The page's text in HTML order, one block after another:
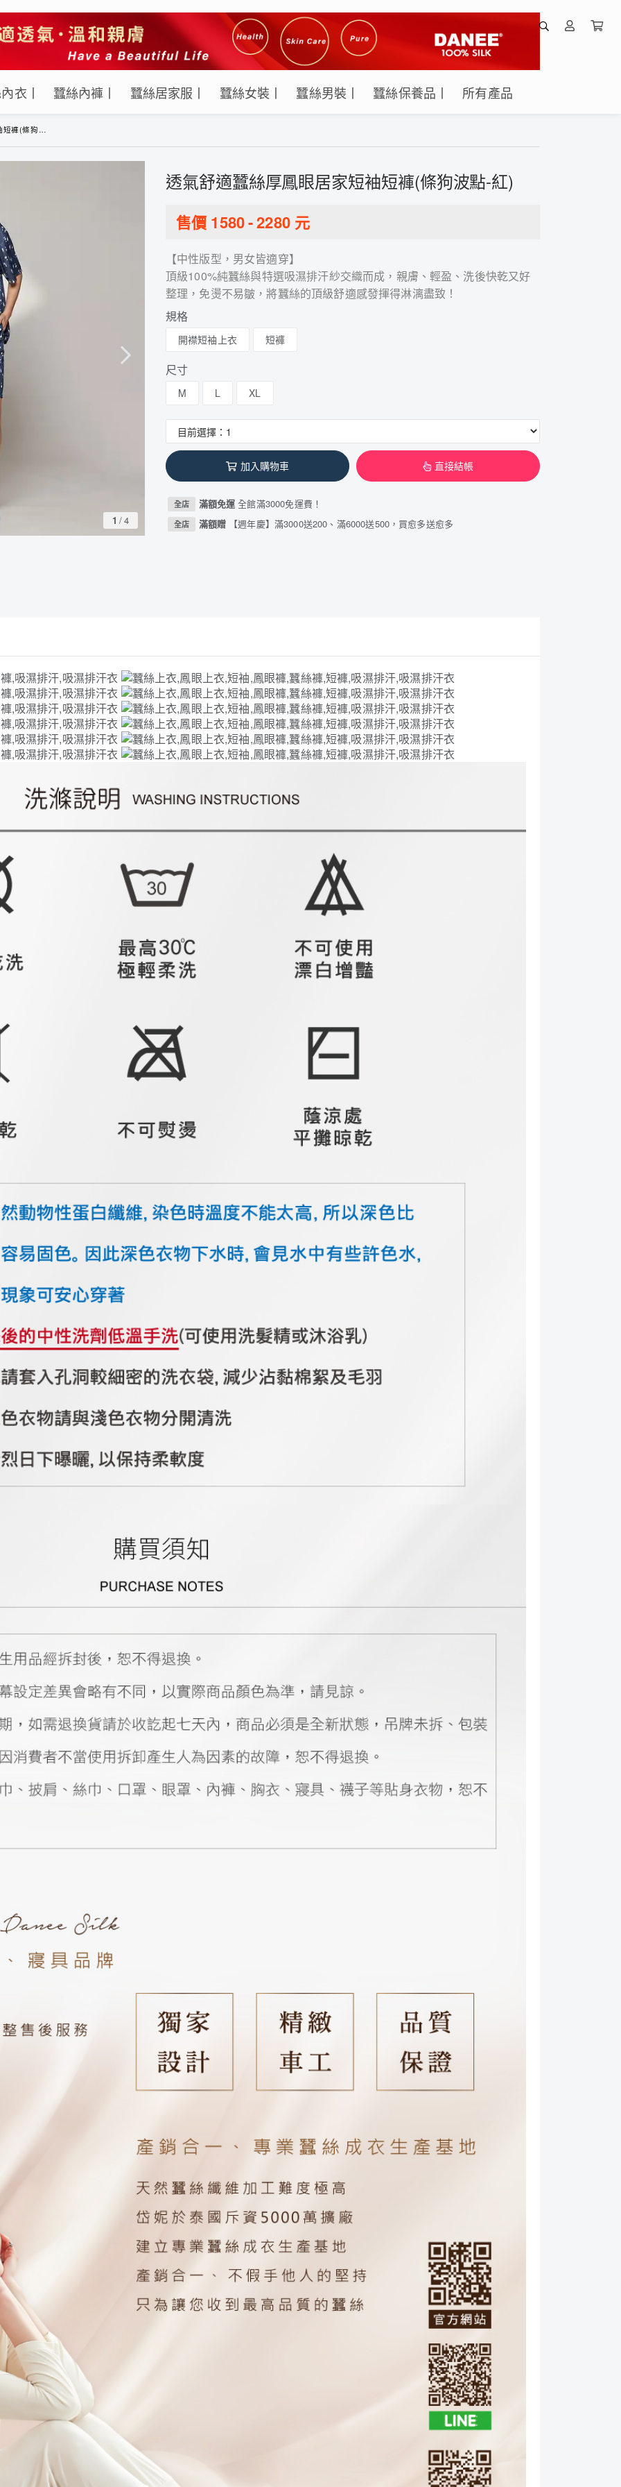
衣丨 蠶絲內褲丨 蠶絲居家服丨 蠶絲女裝丨 蠶絲男裝丨 蠶絲保養品丨 所有產品
狗波點-紅)
1 /4
透氣舒適蠶絲厚鳳眼居家短袖短褲(條狗波點-紅)
售價 1580-2280元
【中性版型，男女皆適穿】
頂級100%純蠶絲與特選吸濕排汗紗交織而成，親膚、輕盈、洗後快乾又好
整理，免燙不易皺，將蠶絲的頂級舒適感發揮得淋漓盡致！
規格
開襟短袖上衣 短褲
尺寸
M L XL
加入購物車 直接結帳
全店 滿額免運全館滿3000免運費！
全店 滿額贈 【週年慶】滿3000送200、滿6000送500，買愈多送愈多